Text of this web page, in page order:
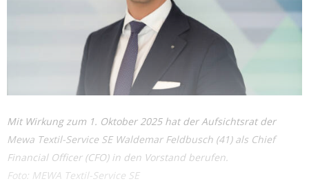
Mit Wirkung zum 1. Oktober 2025 hat der Aufsichtsrat der
Mewa Textil-Service SE Waldemar Feldbusch (41) als Chief
Financial Officer (CFO) in den Vorstand berufen.
Foto: MEWA Textil-Service SE